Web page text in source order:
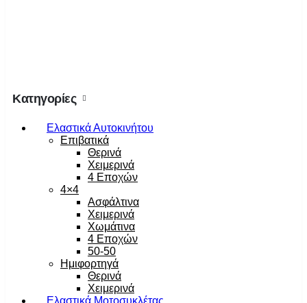
Κατηγορίες
Ελαστικά Αυτοκινήτου
Επιβατικά
Θερινά
Χειμερινά
4 Εποχών
4×4
Ασφάλτινα
Χειμερινά
Χωμάτινα
4 Εποχών
50-50
Ημιφορτηγά
Θερινά
Χειμερινά
Ελαστικά Μοτοσυκλέτας